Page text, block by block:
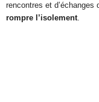
rencontres et d’échanges
rompre l’isolement.